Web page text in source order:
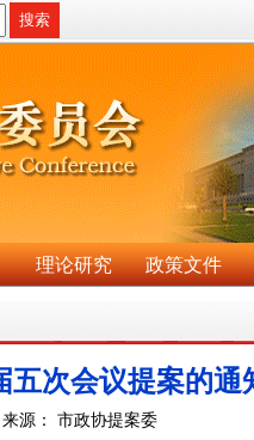
理论研究 政策文件
五次会议提案的通
来源： 市政协提案委